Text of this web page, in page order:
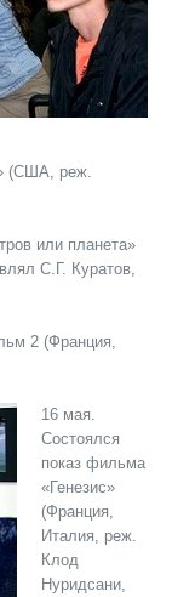
(США, реж.
или планета»
С.Г. Куратов,
2 (Франция,
16 мая.
Состоялся
показ фильма
«Генезис»
(Франция,
Италия, реж.
Клод
Нуридсани,